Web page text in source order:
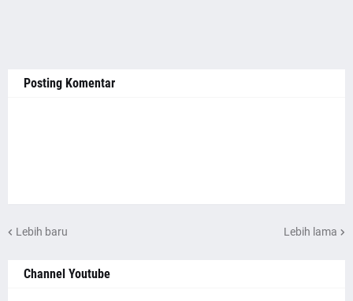
Posting Komentar
Lebih baru Lebih lama
Channel Youtube